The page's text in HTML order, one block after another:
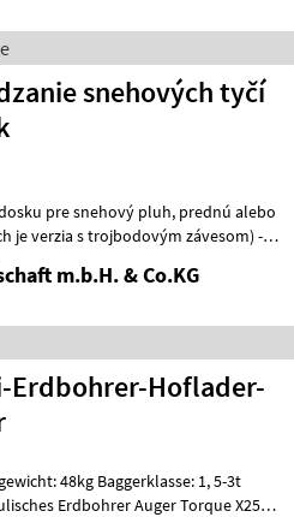
snehových tyčí
je verzia s trojbodovým závesom) -
m.b.H. & Co.KG
Erdbohrer-Hoflader-
48kg Baggerklasse: 1, 5-3t
Erdbohrer Auger Torque X2500